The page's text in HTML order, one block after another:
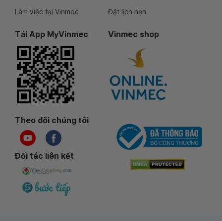
Làm việc tại Vinmec
Đặt lịch hẹn
Tải App MyVinmec Vinmec shop
Theo dõi chúng tôi
Đối tác liên kết